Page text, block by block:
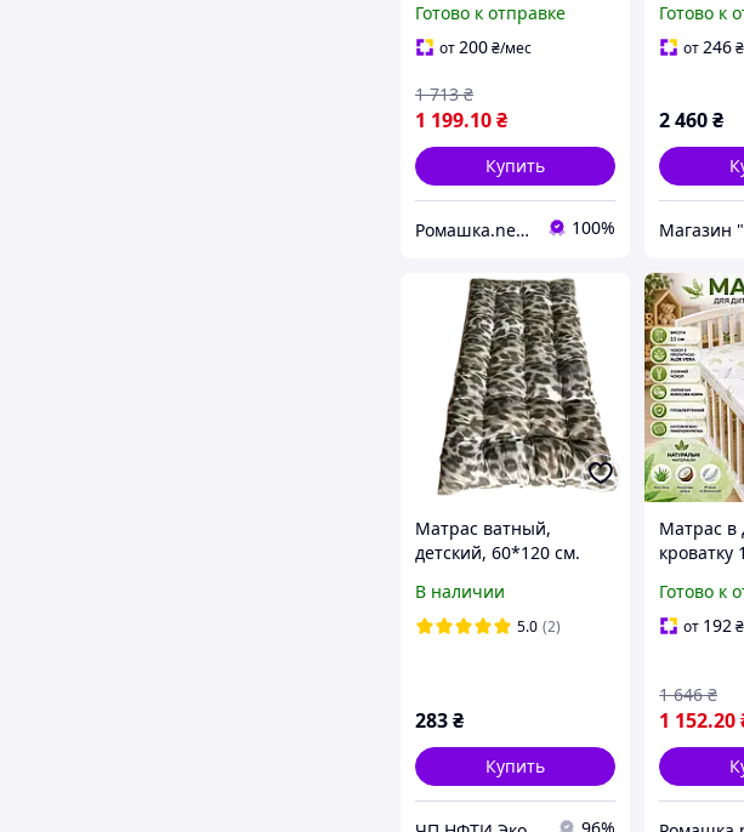
поролон кокос
ортопедический для
Готово к отправке
от200₴/мес
1 199.10₴
1 713 ₴
Купить
Ромашка.net - детский интернет-магазин 100%
см
Готово к
от246₴
2 460₴
Матрас ватный,
детский, 60*120 см.
В наличии
5.0 (2)
283₴
Купить
Матрас в
кроватку
Готово к
от 192₴
1 152.20
1 646 ₴